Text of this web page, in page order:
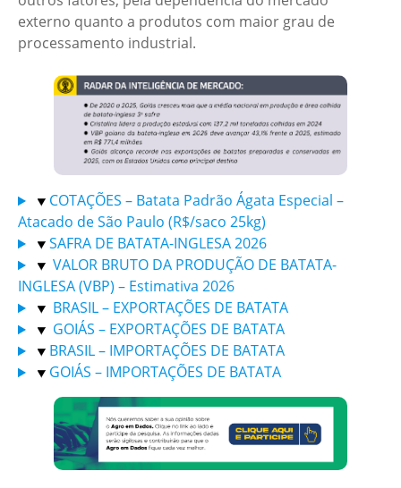
externo quanto a produtos com maior grau de
processamento industrial.
COTAÇÕES – Batata Padrão Ágata Especial –
Atacado de São Paulo (R$/saco 25kg)
SAFRA DE BATATA-INGLESA 2026
VALOR BRUTO DA PRODUÇÃO DE BATATA-
INGLESA (VBP) – Estimativa 2026
BRASIL – EXPORTAÇÕES DE BATATA
GOIÁS – EXPORTAÇÕES DE BATATA
BRASIL – IMPORTAÇÕES DE BATATA
GOIÁS – IMPORTAÇÕES DE BATATA